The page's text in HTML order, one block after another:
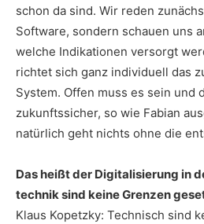
schon da sind. Wir reden
Software, sondern schauen uns
welche Indikationen versorgt
richtet sich ganz individuell das
System. Offen muss es sein und
zukunftssicher, so wie Fabian
natürlich geht nichts ohne die
Das heißt der Digitalisierung in
technik sind keine Grenzen
Klaus Kopetzky: Technisch sind